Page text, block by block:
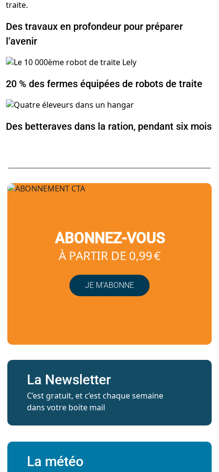
Des travaux en profondeur pour préparer
l’avenir
20 % des fermes équipées de robots de traite
Des betteraves dans la ration, pendant six mois
ABONNEZ-VOUS
À PARTIR DE 0,99 €
JE M’ABONNE
La Newsletter
C’est gratuit, et c’est chaque semaine
dans votre boite mail
La météo